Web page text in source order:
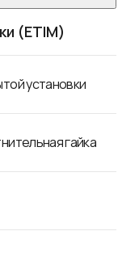
(ETIM)
установки
гайка